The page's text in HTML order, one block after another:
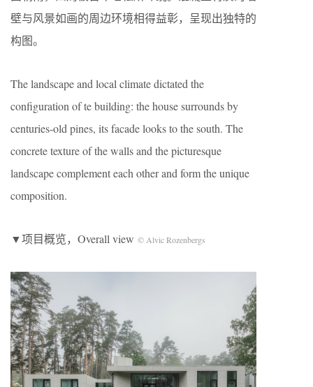
壁与风景如画的周边环境相得益彰，呈现出独特的
构图。
The landscape and local climate dictated the
configuration of te building: the house surrounds by
centuries-old pines, its facade looks to the south. The
concrete texture of the walls and the picturesque
landscape complement each other and form the unique
composition.
▼项目概览，Overall view ©️ Alvic Rozenbergs